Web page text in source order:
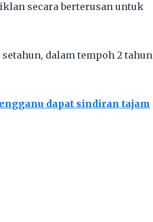
secara berterusan untuk
dalam tempoh 2 tahun
dapat sindiran tajam